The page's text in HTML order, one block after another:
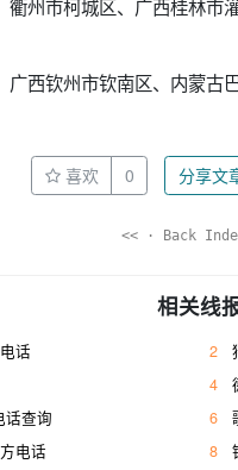
州市柯城区、广西桂林市
西钦州市钦南区、内蒙
喜欢 0 分享文
<< · Back
相关线
话 2
4
话查询 6
电话 8